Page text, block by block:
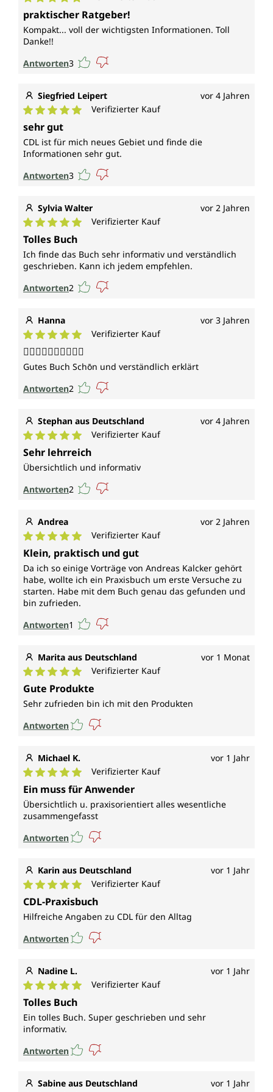
Durchschnittliche Bewertung von 5 von 5 Sternen
praktischer Ratgeber!
Kompakt... voll der wichtigsten Informationen. Toll
Danke!!
Antworten3
Siegfried Leipert vor 4 Jahren
Durchschnittliche Bewertung von 5 von 5 Sternen
Verifizierter Kauf
sehr gut
CDL ist für mich neues Gebiet und finde die
Informationen sehr gut.
Antworten3
Sylvia Walter vor 2 Jahren
Durchschnittliche Bewertung von 5 von 5 Sternen
Verifizierter Kauf
Tolles Buch
Ich finde das Buch sehr informativ und verständlich
geschrieben. Kann ich jedem empfehlen.
Antworten2
Hanna vor 3 Jahren
Durchschnittliche Bewertung von 5 von 5 Sternen
Verifizierter Kauf
👍🏻👍🏻👍🏻👍🏻👍🏻
Gutes Buch Schōn und verständlich erklärt
Antworten2
Stephan aus Deutschland vor 4 Jahren
Durchschnittliche Bewertung von 5 von 5 Sternen
Verifizierter Kauf
Sehr lehrreich
Übersichtlich und informativ
Antworten2
Andrea vor 2 Jahren
Durchschnittliche Bewertung von 5 von 5 Sternen
Verifizierter Kauf
Klein, praktisch und gut
Da ich so einige Vorträge von Andreas Kalcker gehört
habe, wollte ich ein Praxisbuch um erste Versuche zu
starten. Habe mit dem Buch genau das gefunden und
bin zufrieden.
Antworten1
Marita aus Deutschland vor 1 Monat
Durchschnittliche Bewertung von 5 von 5 Sternen
Verifizierter Kauf
Gute Produkte
Sehr zufrieden bin ich mit den Produkten
Antworten
Michael K. vor 1 Jahr
Durchschnittliche Bewertung von 5 von 5 Sternen
Verifizierter Kauf
Ein muss für Anwender
Übersichtlich u. praxisorientiert alles wesentliche
zusammengefasst
Antworten
Karin aus Deutschland vor 1 Jahr
Durchschnittliche Bewertung von 5 von 5 Sternen
Verifizierter Kauf
CDL-Praxisbuch
Hilfreiche Angaben zu CDL für den Alltag
Antworten
Nadine L. vor 1 Jahr
Durchschnittliche Bewertung von 5 von 5 Sternen
Verifizierter Kauf
Tolles Buch
Ein tolles Buch. Super geschrieben und sehr
informativ.
Antworten
Sabine aus Deutschland vor 1 Jahr